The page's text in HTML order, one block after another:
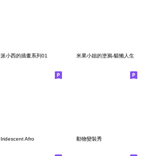
派小西的插畫系列01 米果小姐的塗鴉-貓懶人生
Iridescent Afro 動物變裝秀